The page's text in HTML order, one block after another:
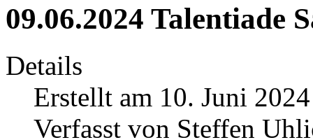
09.06.2024 Talentiade
Details
Erstellt am 10. Juni
Verfasst von Steffen